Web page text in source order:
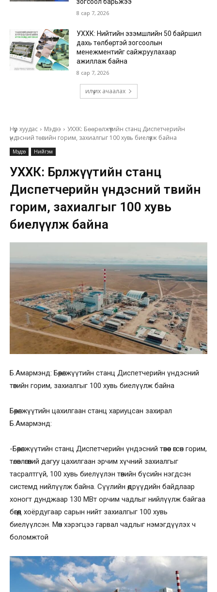
8 сар 7, 2026
УХХК: Нийтийн эзэмшлийн 50 байршил
дахь төлбөртэй зогсоолын
менежментийг сайжруулахаар
ажиллаж байна
8 сар 7, 2026
илүү их ачаалах